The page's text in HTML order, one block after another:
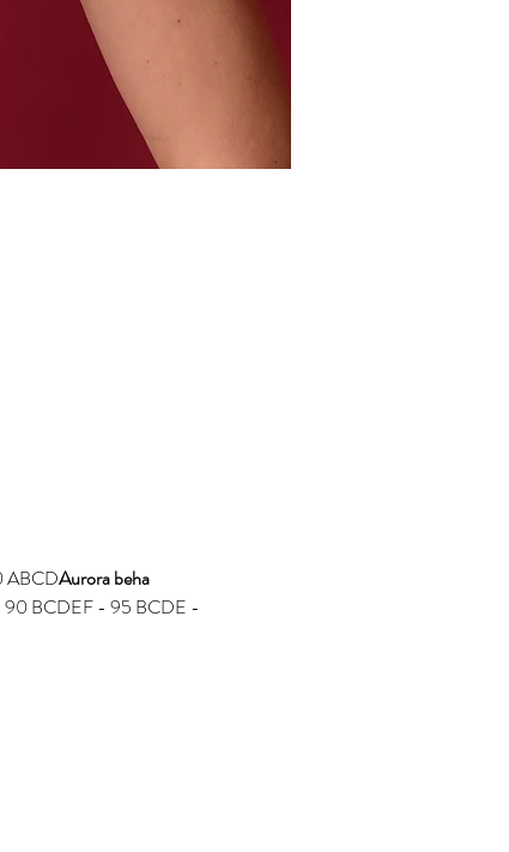
ABCDAurora beha
90 BCDEF - 95 BCDE -